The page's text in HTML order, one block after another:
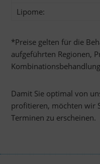
Lipome:
*Preise gelten für die
aufgeführten Regionen,
Damit Sie optimal von
profitieren, möchten wir
Terminen zu erscheinen.